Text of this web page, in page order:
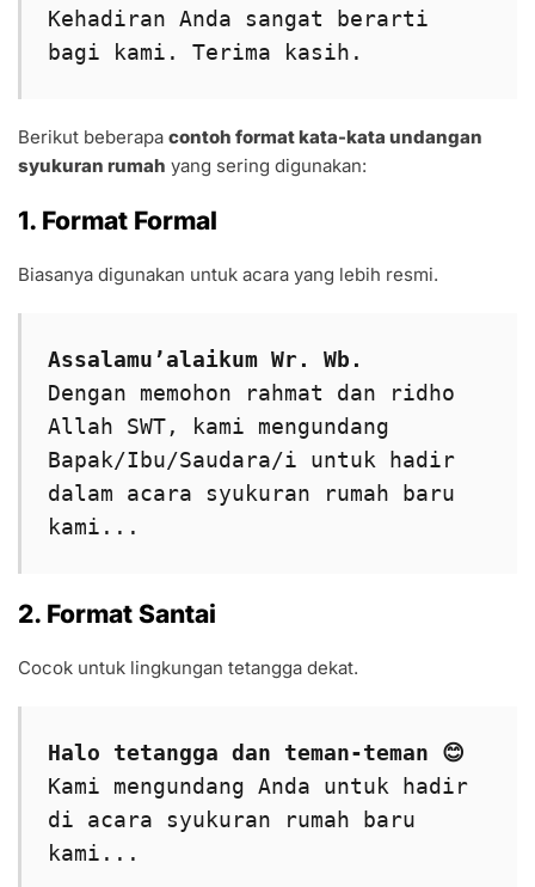
Kehadiran Anda sangat berarti
bagi kami. Terima kasih.
Berikut beberapa contoh format kata-kata undangan
syukuran rumah yang sering digunakan:
1. Format Formal
Biasanya digunakan untuk acara yang lebih resmi.
Assalamu’alaikum Wr. Wb.
Dengan memohon rahmat dan ridho
Allah SWT, kami mengundang
Bapak/Ibu/Saudara/i untuk hadir
dalam acara syukuran rumah baru
kami...
2. Format Santai
Cocok untuk lingkungan tetangga dekat.
Halo tetangga dan teman-teman 😊
Kami mengundang Anda untuk hadir
di acara syukuran rumah baru
kami...